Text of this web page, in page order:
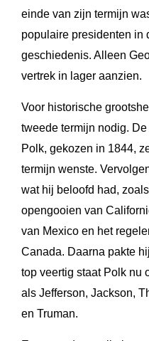
einde van zijn termijn
populaire presidenten in
geschiedenis. Alleen
vertrek in lager aanzien.
Voor historische
tweede termijn nodig.
Polk, gekozen in 1844,
termijn wenste.
wat hij beloofd had,
opengooien van
van Mexico en het
Canada. Daarna pakte
top veertig staat Polk nu
als Jefferson, Jackson,
en Truman.